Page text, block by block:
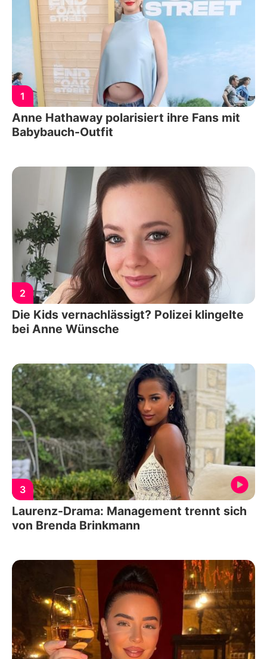
1
Anne Hathaway polarisiert ihre Fans mit
Babybauch-Outfit
2
Die Kids vernachlässigt? Polizei klingelte
bei Anne Wünsche
3
Laurenz-Drama: Management trennt sich
von Brenda Brinkmann